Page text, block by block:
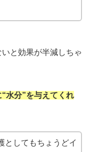
と効果が半減しちゃ
“水分”を与えてくれ
としてもちょうどイ